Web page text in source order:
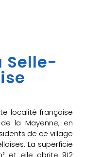
Selle-
localité française
la Mayenne, en
de ce village
La superficie
et elle abrite 912